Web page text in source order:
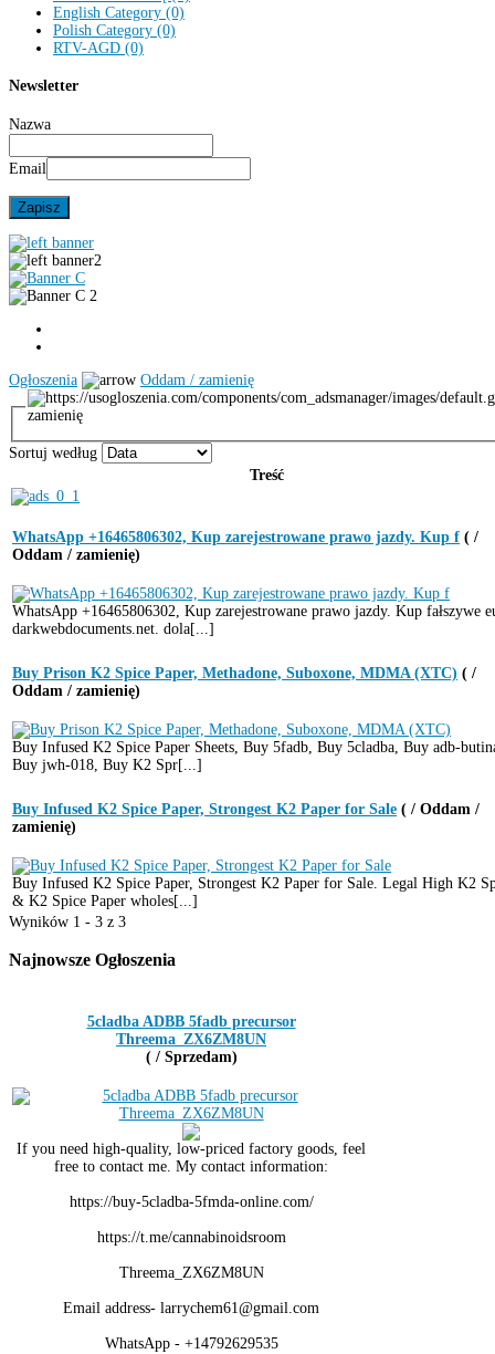
English Category (0)
Polish Category (0)
RTV-AGD (0)
Newsletter
Nazwa
Email
Ogłoszenia Oddam / zamienię
zamienię
Sortuj według
Treść
WhatsApp +16465806302, Kup zarejestrowane prawo jazdy. Kup f ( /
Oddam / zamienię)
WhatsApp +16465806302, Kup zarejestrowane prawo jazdy. Kup fałszywe
darkwebdocuments.net. dola[...]
Buy Prison K2 Spice Paper, Methadone, Suboxone, MDMA (XTC) ( /
Oddam / zamienię)
Buy Infused K2 Spice Paper Sheets, Buy 5fadb, Buy 5cladba, Buy adb-
Buy jwh-018, Buy K2 Spr[...]
Buy Infused K2 Spice Paper, Strongest K2 Paper for Sale ( / Oddam /
zamienię)
Buy Infused K2 Spice Paper, Strongest K2 Paper for Sale. Legal High K2
& K2 Spice Paper wholes[...]
Wyników 1 - 3 z 3
Najnowsze Ogłoszenia
5cladba ADBB 5fadb precursor
Threema_ZX6ZM8UN
( / Sprzedam)
If you need high-quality, low-priced factory goods, feel
free to contact me. My contact information:
https://buy-5cladba-5fmda-online.com/
https://t.me/cannabinoidsroom
Threema_ZX6ZM8UN
Email address- larrychem61@gmail.com
WhatsApp - +14792629535